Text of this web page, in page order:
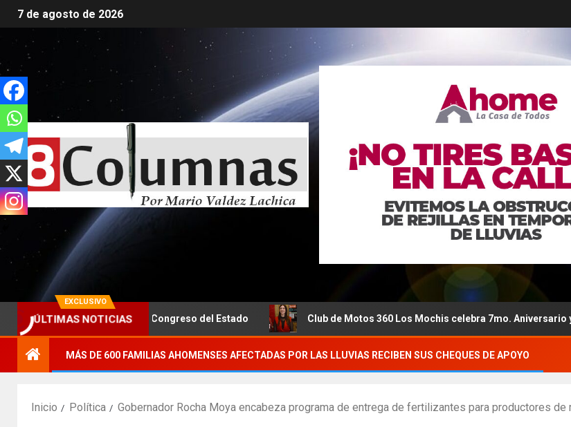
7 de agosto de 2026
EXCLUSIVO
ÚLTIMAS NOTICIAS
Negro al Congreso del Estado Club de Motos 360 Los Mochis celebra 7mo. Aniversario y ofrece
MÁS DE 600 FAMILIAS AHOMENSES AFECTADAS POR LAS LLUVIAS RECIBEN SUS CHEQUES DE APOYO
Inicio Política Gobernador Rocha Moya encabeza programa de entrega de fertilizantes para productores de